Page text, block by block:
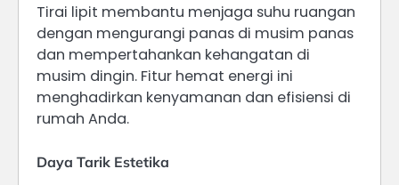
Tirai lipit membantu menjaga suhu ruangan
dengan mengurangi panas di musim panas
dan mempertahankan kehangatan di
musim dingin. Fitur hemat energi ini
menghadirkan kenyamanan dan efisiensi di
rumah Anda.
Daya Tarik Estetika